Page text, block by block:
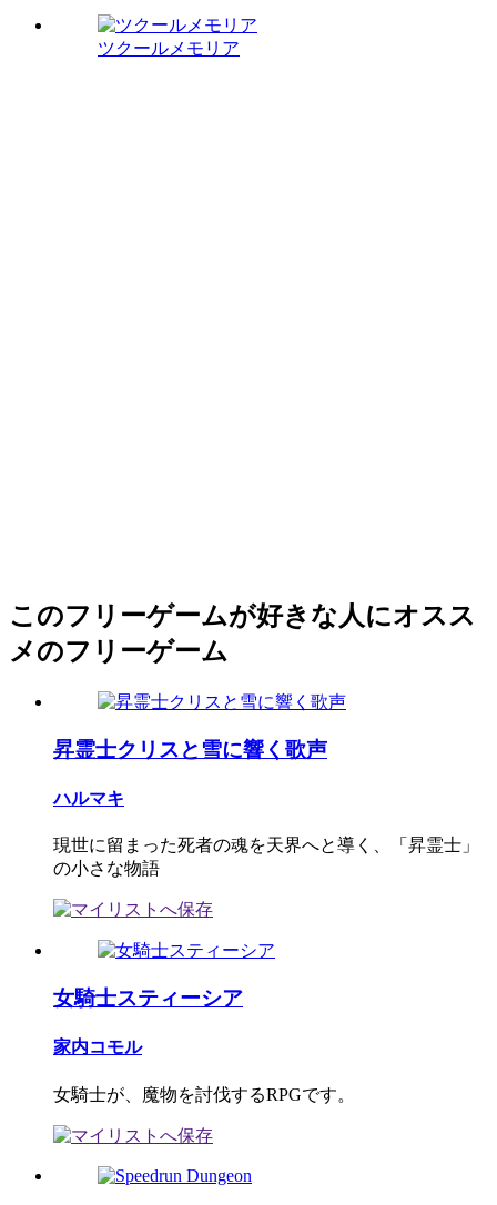
ツクールメモリア
このフリーゲームが好きな人にオスス
メのフリーゲーム
昇霊士クリスと雪に響く歌声
ハルマキ
現世に留まった死者の魂を天界へと導く、「昇霊士」
の小さな物語
女騎士スティーシア
家内コモル
女騎士が、魔物を討伐するRPGです。